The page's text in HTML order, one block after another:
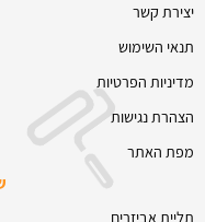
יצירת קשר
תנאי השימוש
מדיניות הפרטיות
הצהרת נגישות
מפת האתר
תליית אביזרים